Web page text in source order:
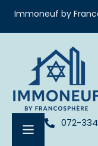
Immoneuf by
072-